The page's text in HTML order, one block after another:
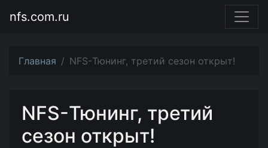
nfs.com.ru
Главная NFS-Тюнинг, третий сезон открыт!
NFS-Тюнинг, третий
сезон открыт!